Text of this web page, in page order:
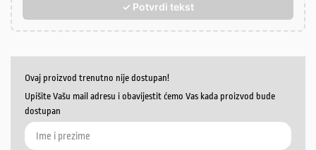
✓ Potvrdi tekst
Ovaj proizvod trenutno nije dostupan!
Upišite Vašu mail adresu i obavijestit ćemo Vas kada proizvod bude
dostupan